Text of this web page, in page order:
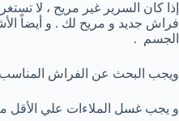
إذا كان السرير غير مريح ، لا
فراش جديد و مريح لك . و أيضاً
الجسم .
ويجب البحث عن الفراش
و يجب غسل الملاءات علي الأقل